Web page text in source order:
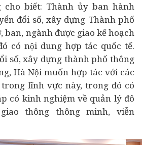
cho biết: Thành ủy ban hành
đổi số, xây dựng Thành phố
ban, ngành được giao kế hoạch
có nội dung hợp tác quốc tế.
số, xây dựng thành phố thông
Hà Nội muốn hợp tác với các
lĩnh vực này, trong đó có
có kinh nghiệm về quản lý đô
thông thông minh, viễn